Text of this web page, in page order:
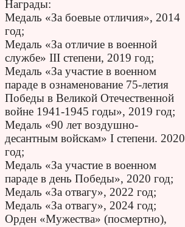
Награды:
Медаль «За боевые отличия», 2014
год;
Медаль «За отличие в военной
службе» III степени, 2019 год;
Медаль «За участие в военном
параде в ознаменование 75-летия
Победы в Великой Отечественной
войне 1941-1945 годы», 2019 год;
Медаль «90 лет воздушно-
десантным войскам» I степени. 2020
год;
Медаль «За участие в военном
параде в день Победы», 2020 год;
Медаль «За отвагу», 2022 год;
Медаль «За отвагу», 2024 год;
Орден «Мужества» (посмертно),